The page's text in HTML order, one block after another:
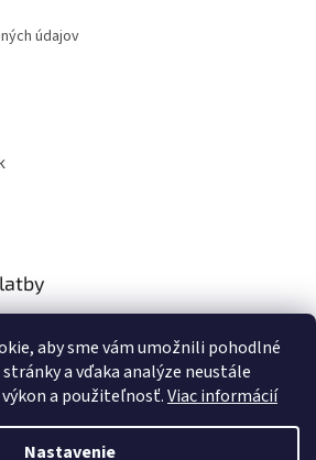
aby sme vám umožnili pohodlné
a vďaka analýze neustále
a použiteľnosť.Viac informácií
Nastavenie
údajov